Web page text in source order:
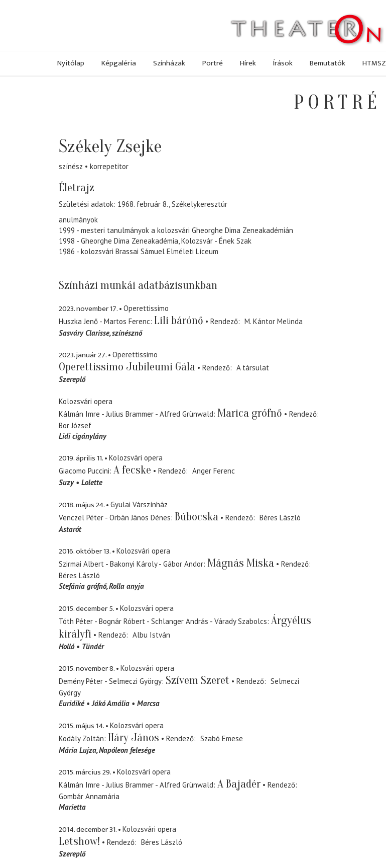
Nyitólap Képgaléria Színházak Portré Hírek Írások Bemutatók HTMSZ
PORTRÉ
Székely Zsejke
színész korrepetitor
Életrajz
Születési adatok: 1968. február 8., Székelykeresztúr
anulmányok
1999 - mesteri tanulmányok a kolozsvári Gheorghe Dima Zeneakadémián
1998 - Gheorghe Dima Zeneakadémia, Kolozsvár - Ének Szak
1986 - kolozsvári Brassai Sámuel Elméleti Líceum
Színházi munkái adatbázisunkban
2023. november 17.
Operettissimo
Huszka Jenő - Martos Ferenc Lili bárónő Rendező
M. Kántor Melinda
Sasváry Clarisse színésznő
2023. január 27. Operettissimo
Operettissimo Jubileumi Gála Rendező
A társulat
Szereplő
Kolozsvári opera
Kálmán Imre - Julius Brammer - Alfred Grünwald Marica grófnő
Rendező
Bor József
Lidi cigánylány
2019. április 11.
Kolozsvári opera
Giacomo Puccini A fecske Rendező
Anger Ferenc
Suzy
Lolette
2018. május 24.
Gyulai Várszínház
Venczel Péter - Orbán János Dénes Búbocska Rendező
Béres László
Astarót
2016. október 13.
Kolozsvári opera
Szirmai Albert - Bakonyi Károly - Gábor Andor Mágnás Miska
Rendező
Béres László
Stefánia grófnő Rolla anyja
2015. december 5.
Kolozsvári opera
Tóth Péter - Bognár Róbert - Schlanger András - Várady Szabolcs Árgyélus
királyfi
Rendező
Albu István
Holló
Tündér
2015. november 8.
Kolozsvári opera
Demény Péter - Selmeczi György Szívem Szeret Rendező
Selmeczi
György
Euridiké
Jákó Amália Marcsa
2015. május 14.
Kolozsvári opera
Kodály Zoltán Háry János Rendező
Szabó Emese
Mária Lujza Napóleon felesége
2015. március 29.
Kolozsvári opera
Kálmán Imre - Julius Brammer - Alfred Grünwald A Bajadér
Rendező
Gombár Annamária
Marietta
2014. december 31. Kolozsvári opera
Letshow! Rendező
Béres László
Szereplő